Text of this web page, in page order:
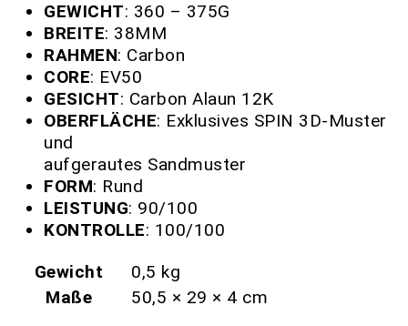
GEWICHT: 360 – 375G
BREITE: 38MM
RAHMEN: Carbon
CORE: EV50
GESICHT: Carbon Alaun 12K
OBERFLÄCHE: Exklusives SPIN 3D-Muster
und
aufgerautes Sandmuster
FORM: Rund
LEISTUNG: 90/100
KONTROLLE: 100/100
Gewicht
0,5 kg
Maße
50,5 × 29 × 4 cm